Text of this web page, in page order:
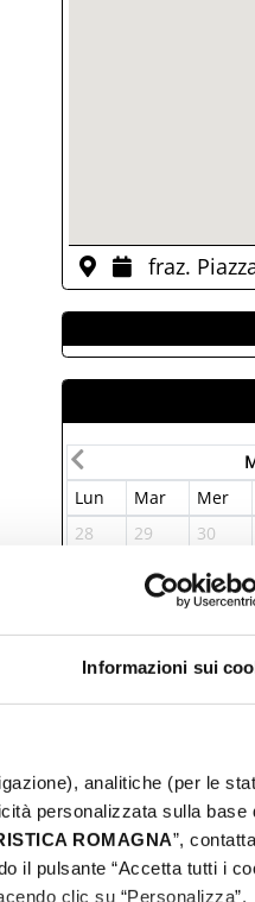
Informazioni sui
analitiche (per le
personalizzata sulla base
ROMAGNA”,
il pulsante “Accetta tutti i
clic su “Personalizza”.
fraz.
Lun
Mar Mer
28
29 30
07
13 14
19
20 21
26
27 28
02
03 04
Informazione e